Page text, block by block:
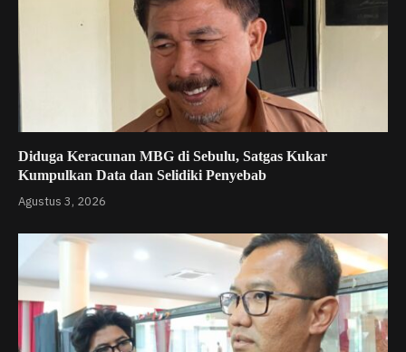
Diduga Keracunan MBG di Sebulu, Satgas Kukar
Kumpulkan Data dan Selidiki Penyebab
Agustus 3, 2026